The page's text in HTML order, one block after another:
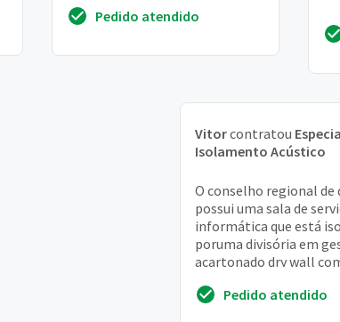
Pedido atendido
Vitorcontratou
Isolamento Acústico
O conselho regional de
possui uma sala de
informática que está
poruma divisória em
acartonado dry wall
isolamento ...
Pedido atendido